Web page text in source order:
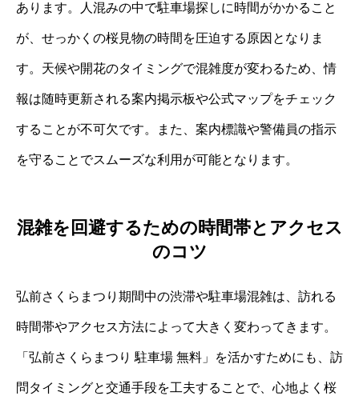
あります。人混みの中で駐車場探しに時間がかかること
が、せっかくの桜見物の時間を圧迫する原因となりま
す。天候や開花のタイミングで混雑度が変わるため、情
報は随時更新される案内掲示板や公式マップをチェック
することが不可欠です。また、案内標識や警備員の指示
を守ることでスムーズな利用が可能となります。
混雑を回避するための時間帯とアクセス
のコツ
弘前さくらまつり期間中の渋滞や駐車場混雑は、訪れる
時間帯やアクセス方法によって大きく変わってきます。
「弘前さくらまつり 駐車場 無料」を活かすためにも、訪
問タイミングと交通手段を工夫することで、心地よく桜